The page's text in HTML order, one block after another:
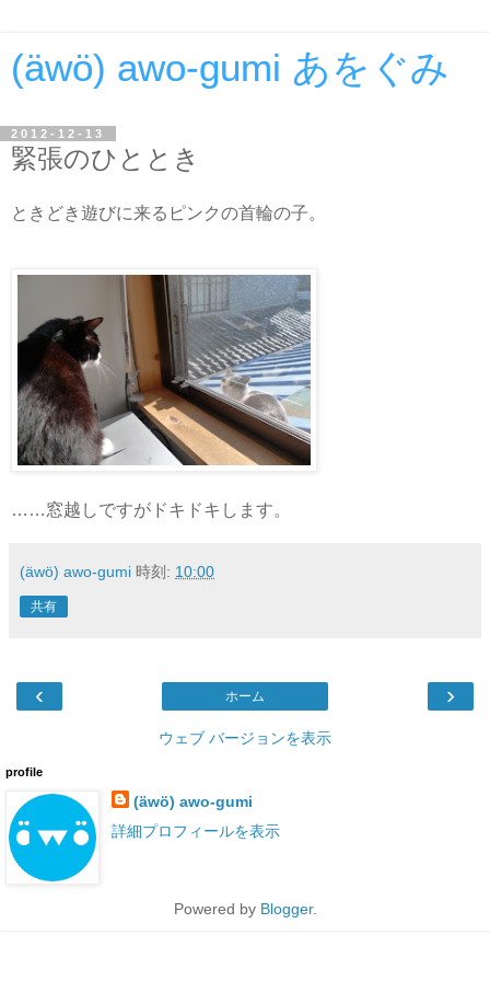
(äwö) awo-gumi あをぐみ
2012-12-13
緊張のひととき
ときどき遊びに来るピンクの首輪の子。
……窓越しですがドキドキします。
(äwö) awo-gumi 時刻: 10:00
共有
‹ ›
ホーム
ウェブ バージョンを表示
profile
(äwö) awo-gumi
詳細プロフィールを表示
Powered by Blogger.